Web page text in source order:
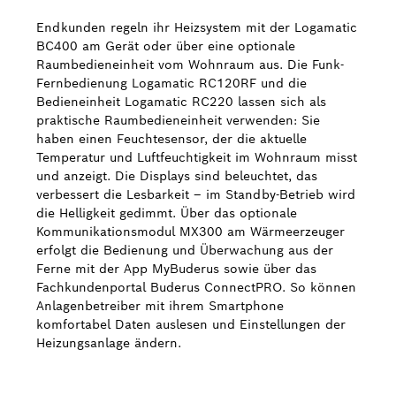
Endkunden regeln ihr Heizsystem mit der Logamatic
BC400 am Gerät oder über eine optionale
Raumbedieneinheit vom Wohnraum aus. Die Funk-
Fernbedienung Logamatic RC120RF und die
Bedieneinheit Logamatic RC220 lassen sich als
praktische Raumbedieneinheit verwenden: Sie
haben einen Feuchtesensor, der die aktuelle
Temperatur und Luftfeuchtigkeit im Wohnraum misst
und anzeigt. Die Displays sind beleuchtet, das
verbessert die Lesbarkeit – im Standby-Betrieb wird
die Helligkeit gedimmt. Über das optionale
Kommunikationsmodul MX300 am Wärmeerzeuger
erfolgt die Bedienung und Überwachung aus der
Ferne mit der App MyBuderus sowie über das
Fachkundenportal Buderus ConnectPRO. So können
Anlagenbetreiber mit ihrem Smartphone
komfortabel Daten auslesen und Einstellungen der
Heizungsanlage ändern.